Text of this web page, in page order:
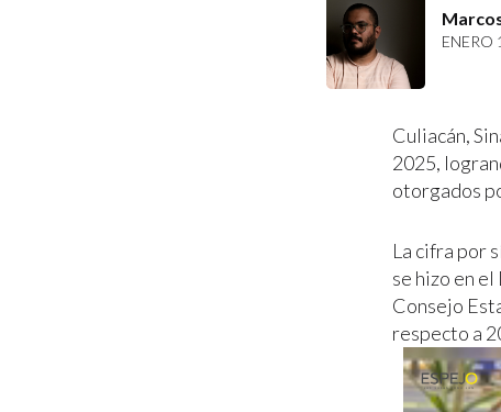
ENERO
Culiacán,
2025,
otorgados
La cifra por
se hizo en
Consejo
respecto a